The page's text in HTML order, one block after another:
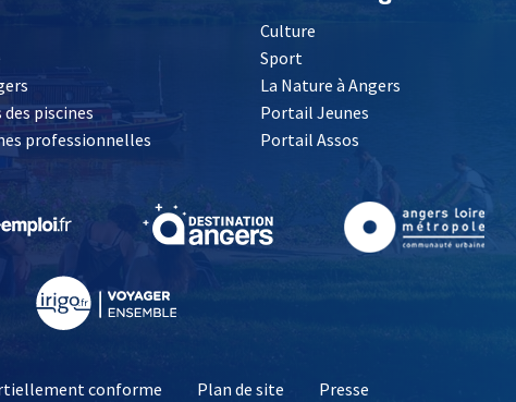
, Ouvre une nouvelle fenêtre
piscines
professionnelles
Culture
Sport
La Nature à Angers
Portail Jeunes
Portail Assos
fenêtre , Ouvre une nouvelle fenêtre , Ouvre une nouvelle fenêtre,
conforme Plan de site Presse , Ouvre une